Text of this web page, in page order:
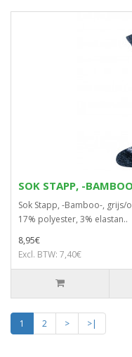
SOK STAPP, -
Sok Stapp, -Bamboo-, grijs/
17% polyester, 3% elastan..
8,95€
Excl. BTW: 7,40€
1 2 >
>|